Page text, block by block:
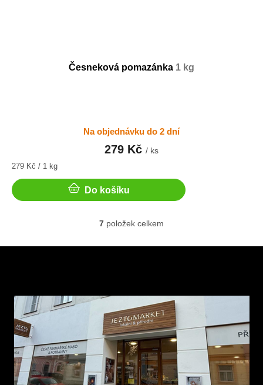
Česneková pomazánka 1 kg
Na objednávku do 2 dní
279 Kč / ks
Měrná
279 Kč / 1 kg
Do košíku
O
l
c
í
p
r
v
k
y
v
7 položek celkem